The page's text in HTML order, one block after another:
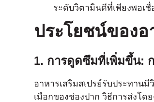
ระดับวิตามินดีที่เพียงพอเ
ประโยชน์ของอ
1. การดูดซึมที่เพิ่มขึ้น:
อาหารเสริมสเปรย์รับประทาน
เมือกของช่องปาก วิธีการส่งโ